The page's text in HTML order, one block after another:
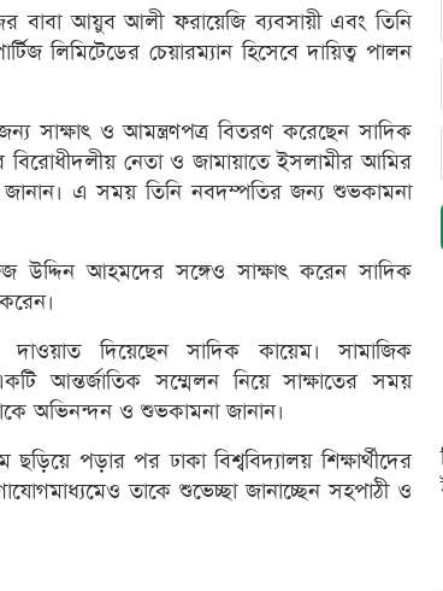
বাবা আয়ুব আলী ফরায়েজি ব্যবসায়ী এবং তিনি
লিমিটেডের চেয়ারম্যান হিসেবে দায়িত্ব পালন
সাক্ষাৎ ও আমন্ত্রণপত্র বিতরণ করেছেন সাদিক
নেতা ও জামায়াতে ইসলামীর আমির
জানান। এ সময় তিনি নবদম্পতির জন্য শুভকামনা
আহমদের সঙ্গেও সাক্ষাৎ করেন সাদিক
দিয়েছেন সাদিক কায়েম। সামাজিক
আন্তর্জাতিক সম্মেলন নিয়ে সাক্ষাতের সময়
অভিনন্দন ও শুভকামনা জানান।
পড়ার পর ঢাকা বিশ্ববিদ্যালয় শিক্ষার্থীদের
তাকে শুভেচ্ছা জানাচ্ছেন সহপাঠী ও